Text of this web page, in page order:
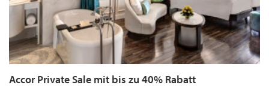
Accor Private Sale mit bis zu 40% Rabatt